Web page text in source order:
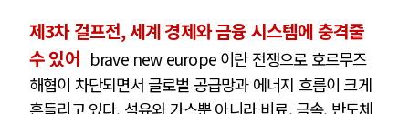
제3차 걸프전, 세계 경제와 금융 시스템에 충격줄
수 있어 brave new europe 이란 전쟁으로 호르무즈
해협이 차단되면서 글로벌 공급망과 에너지 흐름이 크게
흔들리고 있다. 석유와 가스뿐 아니라 비료, 금속, 반도체